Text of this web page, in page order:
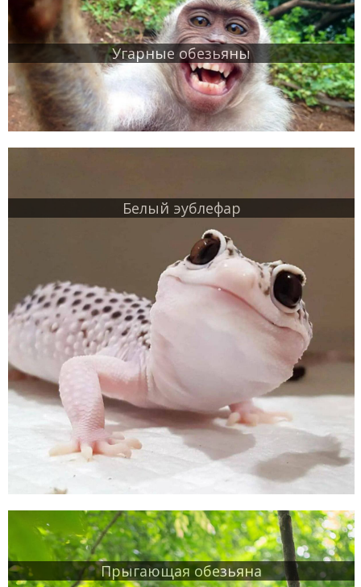
Угарные обезьяны
Белый эублефар
Прыгающая обезьяна